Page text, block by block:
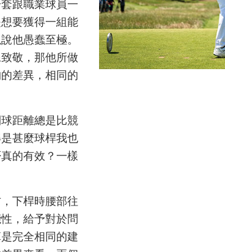
跟職業球員一
要獲得一組能
他愚蠢至極。
敬，那他所做
差異，相同的
距離總是比競
甚麼球桿我也
的有效？一樣
下桿時腰部往
，給予對於問
完全相同的建